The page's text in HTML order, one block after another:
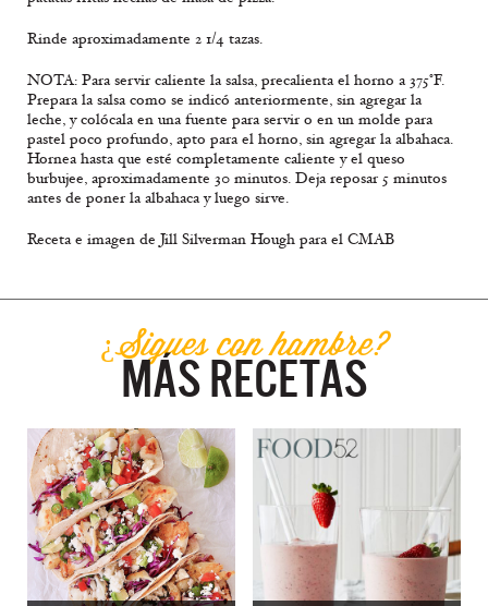
Rinde aproximadamente 2 1/4 tazas.
NOTA: Para servir caliente la salsa, precalienta el horno a 375°F.
Prepara la salsa como se indicó anteriormente, sin agregar la
leche, y colócala en una fuente para servir o en un molde para
pastel poco profundo, apto para el horno, sin agregar la albahaca.
Hornea hasta que esté completamente caliente y el queso
burbujee, aproximadamente 30 minutos. Deja reposar 5 minutos
antes de poner la albahaca y luego sirve.
Receta e imagen de Jill Silverman Hough para el CMAB
¿Sigues con hambre?
MÁS RECETAS